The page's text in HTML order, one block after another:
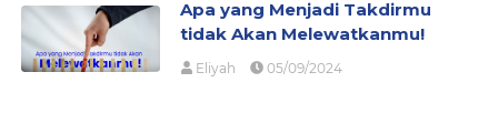
Apa yang Menjadi Takdirmu
tidak Akan Melewatkanmu!
Eliyah 05/09/2024